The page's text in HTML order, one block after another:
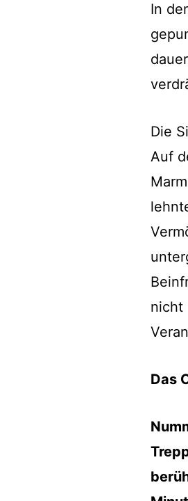
In
Die
Auf
nicht
Das